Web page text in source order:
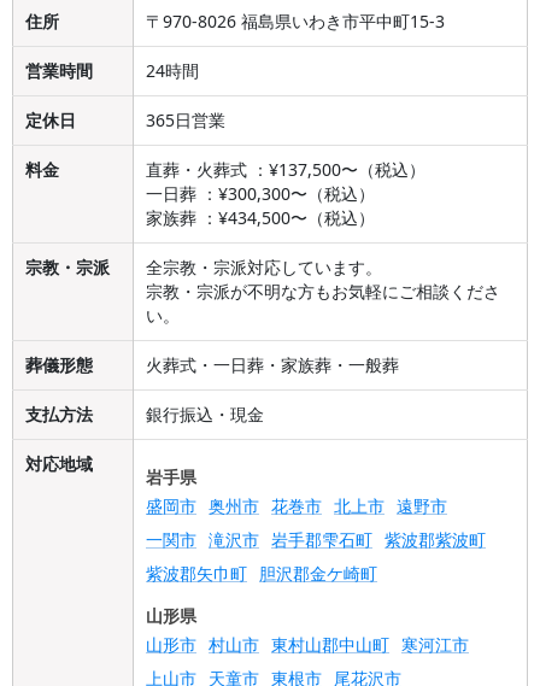
住所 〒970-8026 福島県いわき市平中町15-3
営業時間 24時間
定休日 365日営業
料金
直葬・火葬式 ：¥137,500〜（税込）
一日葬 ：¥300,300〜（税込）
家族葬 ：¥434,500〜（税込）
宗教・宗派
全宗教・宗派対応しています。
宗教・宗派が不明な方もお気軽にご相談くださ
い。
葬儀形態 火葬式・一日葬・家族葬・一般葬
支払方法 銀行振込・現金
対応地域
岩手県
盛岡市 奥州市 花巻市 北上市 遠野市
一関市 滝沢市 岩手郡雫石町 紫波郡紫波町
紫波郡矢巾町 胆沢郡金ケ崎町
山形県
山形市 村山市 東村山郡中山町 寒河江市
上山市 天童市 東根市 尾花沢市